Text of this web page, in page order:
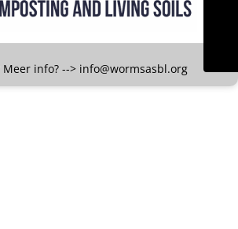
Meer info? --> info@wormsasbl.org